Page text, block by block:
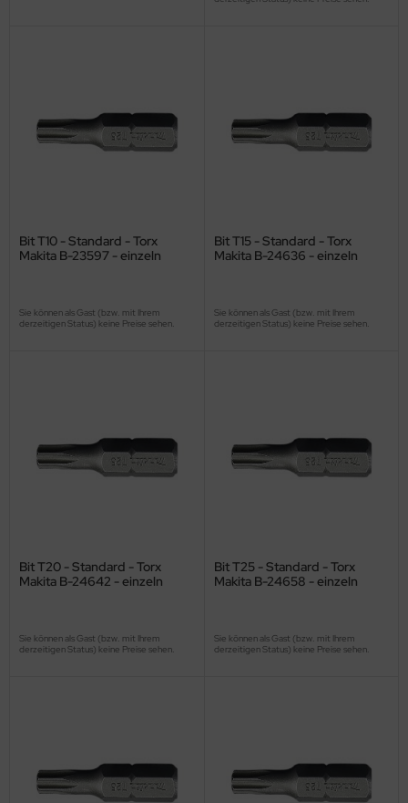
Bit T10 - Standard - Torx
Makita B-23597 - einzeln
Sie können als Gast (bzw. mit Ihrem
derzeitigen Status) keine Preise sehen.
Bit T15 - Standard - Torx
Makita B-24636 - einzeln
Sie können als Gast (bzw. mit Ihrem
derzeitigen Status) keine Preise sehen.
Bit T20 - Standard - Torx
Makita B-24642 - einzeln
Sie können als Gast (bzw. mit Ihrem
derzeitigen Status) keine Preise sehen.
Bit T25 - Standard - Torx
Makita B-24658 - einzeln
Sie können als Gast (bzw. mit Ihrem
derzeitigen Status) keine Preise sehen.